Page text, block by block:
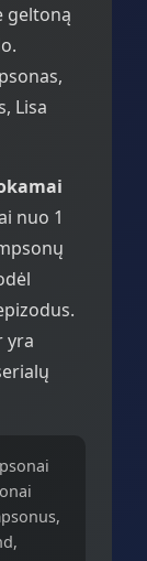
geltoną
Lisa
nuo 1
yra